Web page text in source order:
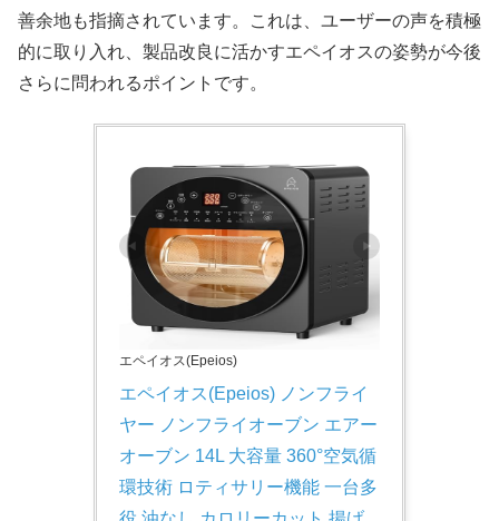
善余地も指摘されています。これは、ユーザーの声を積極
的に取り入れ、製品改良に活かすエペイオスの姿勢が今後
さらに問われるポイントです。
エペイオス(Epeios)
エペイオス(Epeios) ノンフライ
ヤー ノンフライオーブン エアー
オーブン 14L 大容量 360°空気循
環技術 ロティサリー機能 一台多